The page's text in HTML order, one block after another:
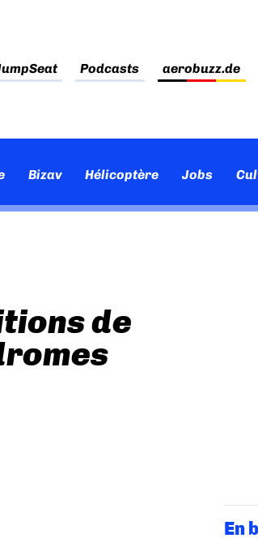
Podcasts aerobuzz.de
Bizav Hélicoptère Jobs
de
En